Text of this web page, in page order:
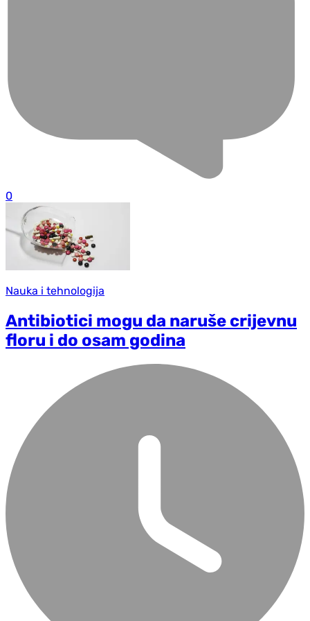
0
Nauka i tehnologija
Antibiotici mogu da naruše crijevnu
floru i do osam godina